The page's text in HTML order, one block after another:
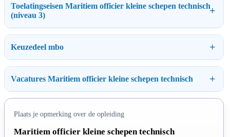
Toelatingseisen Maritiem officier kleine schepen technisch
(niveau 3)
Keuzedeel mbo
Vacatures Maritiem officier kleine schepen technisch
Plaats je opmerking over de opleiding
Maritiem officier kleine schepen technisch